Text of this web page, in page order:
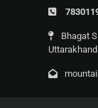
Bhagat
Uttarakhand